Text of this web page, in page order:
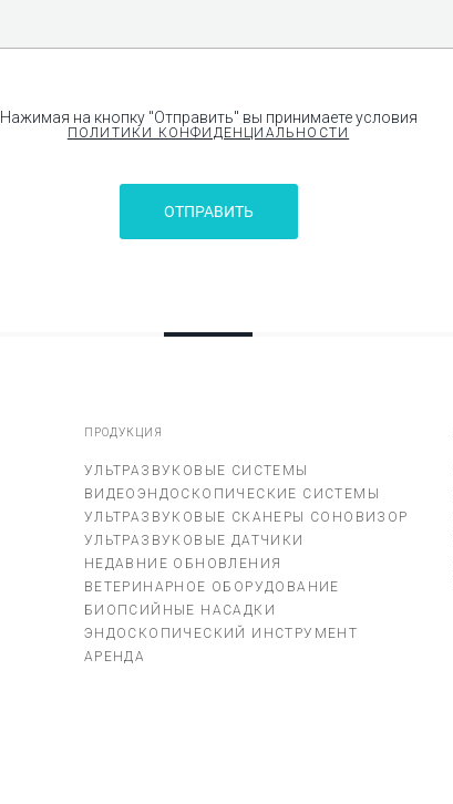
Нажимая на кнопку "Отправить" вы принимаете условия
ПОЛИТИКИ КОНФИДЕНЦИАЛЬНОСТИ
ОТПРАВИТЬ
ПРОДУКЦИЯ
УЛЬТРАЗВУКОВЫЕ СИСТЕМЫ
ВИДЕОЭНДОСКОПИЧЕСКИЕ СИСТЕМЫ
УЛЬТРАЗВУКОВЫЕ СКАНЕРЫ СОНОВИЗОР
УЛЬТРАЗВУКОВЫЕ ДАТЧИКИ
НЕДАВНИЕ ОБНОВЛЕНИЯ
ВЕТЕРИНАРНОЕ ОБОРУДОВАНИЕ
БИОПСИЙНЫЕ НАСАДКИ
ЭНДОСКОПИЧЕСКИЙ ИНСТРУМЕНТ
АРЕНДА